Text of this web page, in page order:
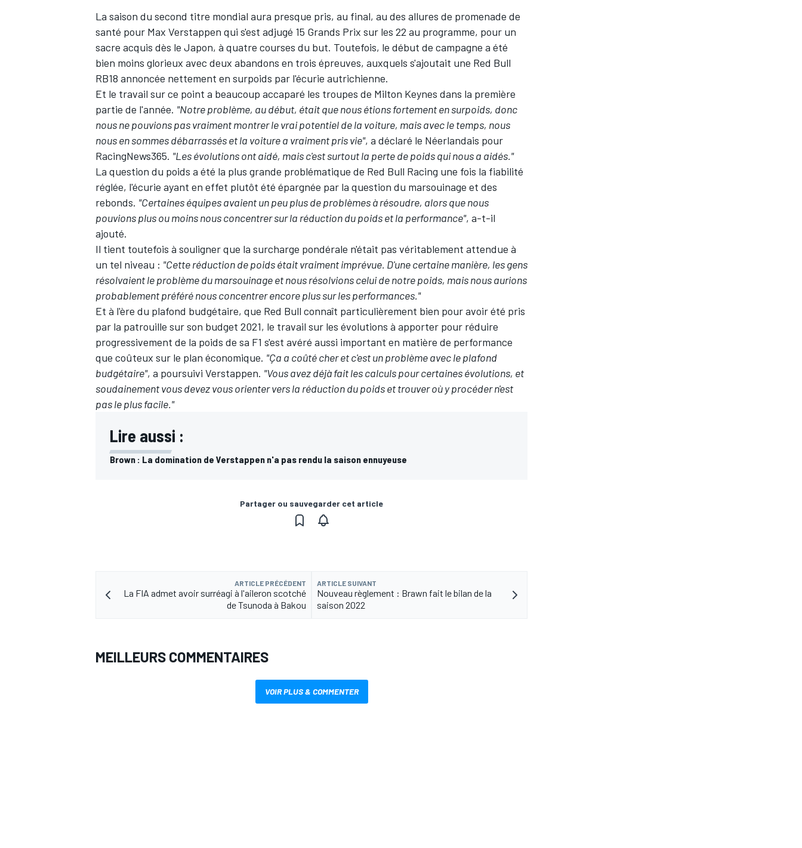
WEC
La saison du second titre mondial aura presque pris, au final, au des allures de promenade de
santé pour Max Verstappen qui s'est adjugé 15 Grands Prix sur les 22 au programme, pour un
sacre acquis dès le Japon, à quatre courses du but. Toutefois, le début de campagne a été
bien moins glorieux avec deux abandons en trois épreuves, auxquels s'ajoutait une Red Bull
RB18 annoncée nettement en surpoids par l'écurie autrichienne.
Et le travail sur ce point a beaucoup accaparé les troupes de Milton Keynes dans la première
partie de l'année. "Notre problème, au début, était que nous étions fortement en surpoids, donc
nous ne pouvions pas vraiment montrer le vrai potentiel de la voiture, mais avec le temps, nous
nous en sommes débarrassés et la voiture a vraiment pris vie", a déclaré le Néerlandais pour
RacingNews365. "Les évolutions ont aidé, mais c'est surtout la perte de poids qui nous a aidés."
La question du poids a été la plus grande problématique de Red Bull Racing une fois la fiabilité
réglée, l'écurie ayant en effet plutôt été épargnée par la question du marsouinage et des
rebonds. "Certaines équipes avaient un peu plus de problèmes à résoudre, alors que nous
pouvions plus ou moins nous concentrer sur la réduction du poids et la performance", a-t-il
ajouté.
Il tient toutefois à souligner que la surcharge pondérale n'était pas véritablement attendue à
un tel niveau : "Cette réduction de poids était vraiment imprévue. D'une certaine manière, les gens
résolvaient le problème du marsouinage et nous résolvions celui de notre poids, mais nous aurions
probablement préféré nous concentrer encore plus sur les performances."
Et à l'ère du plafond budgétaire, que Red Bull connaît particulièrement bien pour avoir été pris
par la patrouille sur son budget 2021, le travail sur les évolutions à apporter pour réduire
progressivement de la poids de sa F1 s'est avéré aussi important en matière de performance
que coûteux sur le plan économique. "Ça a coûté cher et c'est un problème avec le plafond
budgétaire", a poursuivi Verstappen. "Vous avez déjà fait les calculs pour certaines évolutions, et
soudainement vous devez vous orienter vers la réduction du poids et trouver où y procéder n'est
pas le plus facile."
Lire aussi :
Brown : La domination de Verstappen n'a pas rendu la saison ennuyeuse
Partager ou sauvegarder cet article
ARTICLE PRÉCÉDENT
La FIA admet avoir surréagi à l'aileron scotché
de Tsunoda à Bakou
ARTICLE SUIVANT
Nouveau règlement : Brawn fait le bilan de la
saison 2022
MEILLEURS COMMENTAIRES
VOIR PLUS & COMMENTER